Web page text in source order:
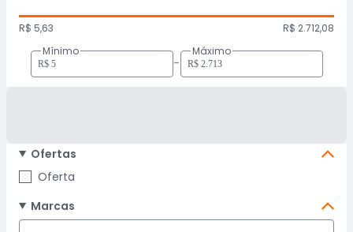
R$ 5,63
R$ 2.712,08
Mínimo
-
Máximo
Ofertas
Oferta
Marcas